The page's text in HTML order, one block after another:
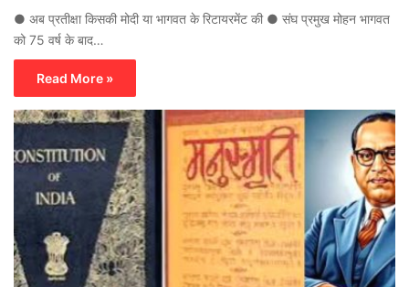
● अब प्रतीक्षा किसकी मोदी या भागवत के रिटायरमेंट की ● संघ प्रमुख मोहन भागवत
को 75 वर्ष के बाद…
Read More »